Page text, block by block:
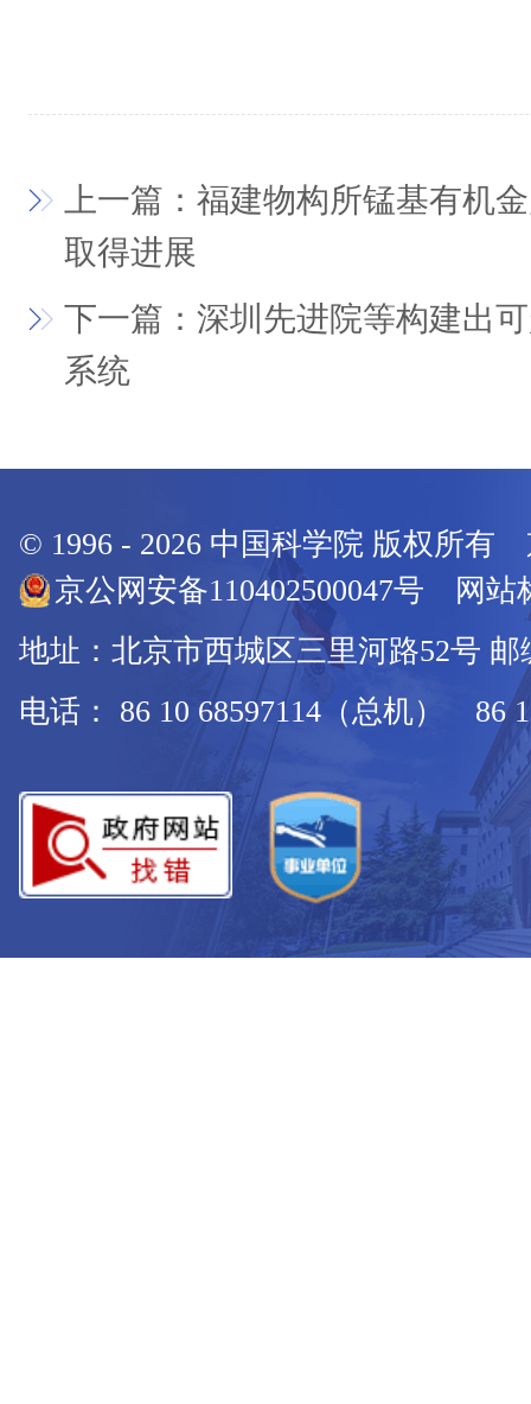
上一篇：福建物构所锰基有机
取得进展
下一篇：深圳先进院等构建出
系统
© 1996 - 2026 中国科学院 版权所有
京公网安备110402500047号 网站
地址：北京市西城区三里河路52号 邮
电话： 86 10 68597114（总机） 86